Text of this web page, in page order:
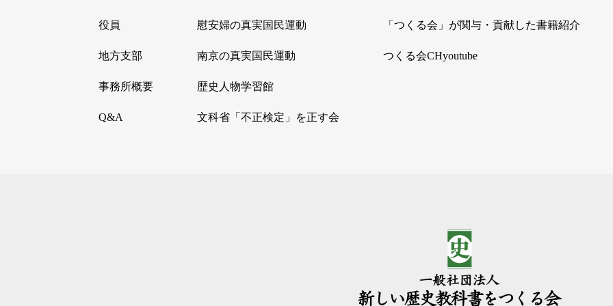
役員
地方支部
事務所概要
Q&A
慰安婦の真実国民運動
南京の真実国民運動
歴史人物学習館
文科省「不正検定」を正す会
「つくる会」が関与・貢献した書籍紹介
つくる会CHyoutube